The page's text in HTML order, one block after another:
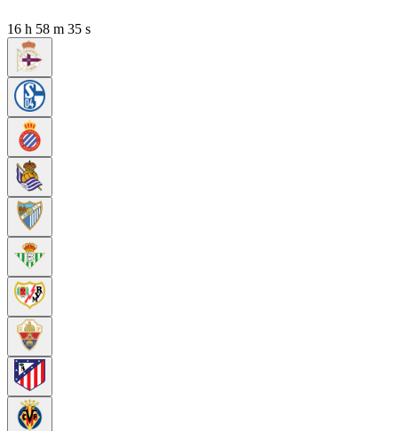
16 h 58 m 34 s